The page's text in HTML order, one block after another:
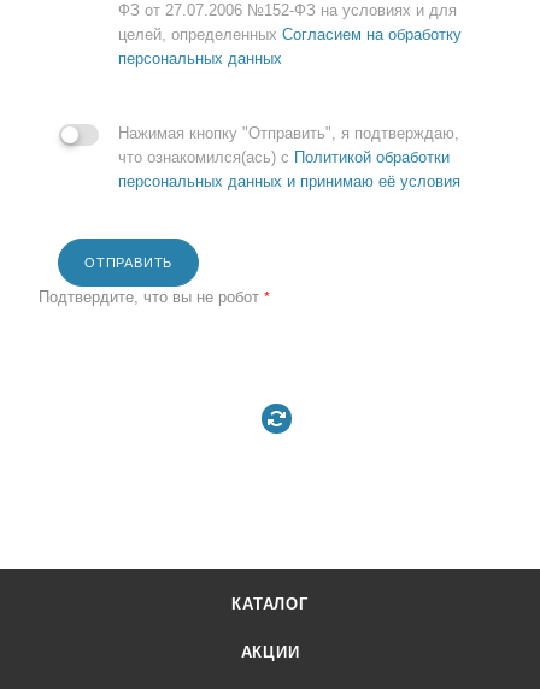
ФЗ от 27.07.2006 №152-ФЗ на условиях и для
целей, определенных Согласием на обработку
персональных данных
Нажимая кнопку "Отправить", я подтверждаю,
что ознакомился(ась) с Политикой обработки
персональных данных и принимаю её условия
ОТПРАВИТЬ
Подтвердите, что вы не робот *
КАТАЛОГ
АКЦИИ